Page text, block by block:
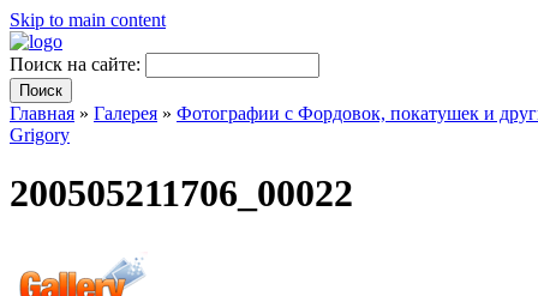
Skip to main content
Поиск на сайте:
Главная » Галерея » Фотографии с Фордовок, покатушек и
Grigory
200505211706_00022